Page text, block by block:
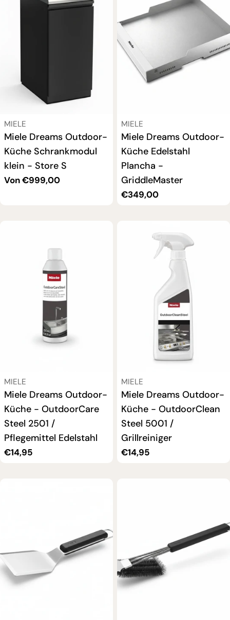
VERKÄUFER:
MIELE
Miele Dreams Outdoor-
Küche Schrankmodul
klein - Store S
Regulärer
Von €999,00
VERKÄUFER:
MIELE
Miele Dreams Outdoor-
Küche Edelstahl
Plancha -
GriddleMaster
Regulärer
€349,00
VERKÄUFER:
MIELE
Miele Dreams Outdoor-
Küche - OutdoorCare
Steel 2501 /
Pflegemittel Edelstahl
Regulärer
€14,95
VERKÄUFER:
MIELE
Miele Dreams Outdoor-
Küche - OutdoorClean
Steel 5001 /
Grillreiniger
Regulärer
€14,95